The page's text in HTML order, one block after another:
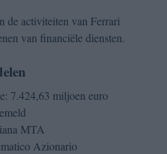
de activiteiten van Ferrari
van financiële diensten.
7.424,63 miljoen euro
MTA
Azionario